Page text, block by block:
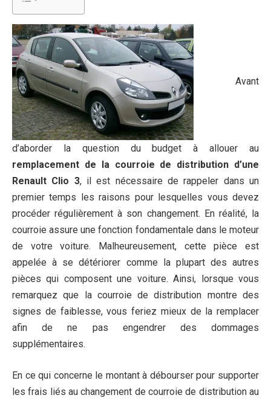
Avant
d’aborder la question du budget à allouer au
remplacement de la courroie de distribution d’une
Renault Clio 3, il est nécessaire de rappeler dans un
premier temps les raisons pour lesquelles vous devez
procéder régulièrement à son changement. En réalité, la
courroie assure une fonction fondamentale dans le moteur
de votre voiture. Malheureusement, cette pièce est
appelée à se détériorer comme la plupart des autres
pièces qui composent une voiture. Ainsi, lorsque vous
remarquez que la courroie de distribution montre des
signes de faiblesse, vous feriez mieux de la remplacer
afin de ne pas engendrer des dommages
supplémentaires.
En ce qui concerne le montant à débourser pour supporter
les frais liés au changement de courroie de distribution au